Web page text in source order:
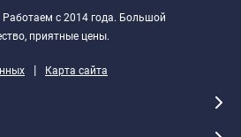
Работаем с 2014 года. Большой
приятные цены.
| Карта сайта